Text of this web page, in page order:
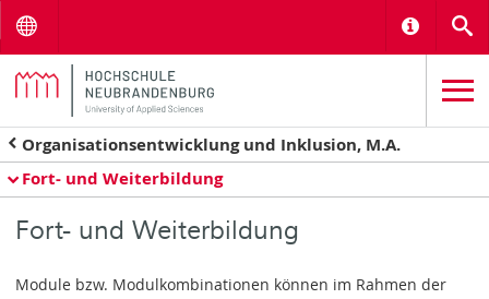
Organisationsentwicklung und Inklusion, M.A.
Fort- und Weiterbildung
Fort- und Weiterbildung
Module bzw. Modulkombinationen können im Rahmen der